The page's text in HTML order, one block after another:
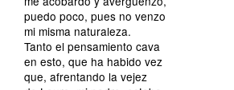
puedo poco, pues no venzo
mi misma naturaleza.
Tanto el pensamiento cava
en esto, que ha habido vez
que, afrentando la vejez